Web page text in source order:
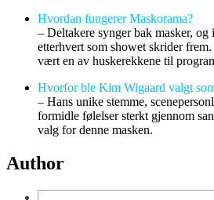
Hvordan fungerer Maskorama?
– Deltakere synger bak masker, og
etterhvert som showet skrider
vært en av huskerekkene til
Hvorfor ble Kim Wigaard valgt
– Hans unike stemme,
formidle følelser sterkt gjennom
valg for denne masken.
Author